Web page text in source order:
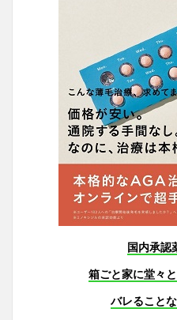
国内承認
箱ごと家に堂々
バレること